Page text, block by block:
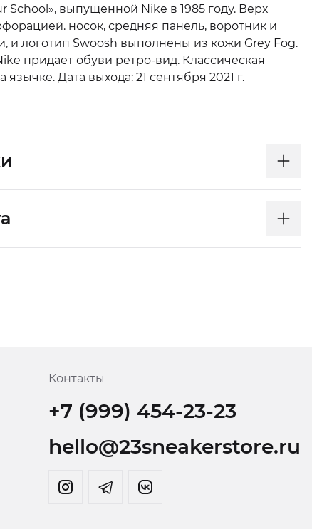
School», выпущенной Nike в 1985 году. Верх
носок, средняя панель, воротник и
и логотип Swoosh выполнены из кожи Grey Fog.
придает обуви ретро-вид. Классическая
язычке. Дата выхода: 21 сентября 2021 г.
Контакты
+7 (999) 454-23-23
hello@23sneakerstore.ru